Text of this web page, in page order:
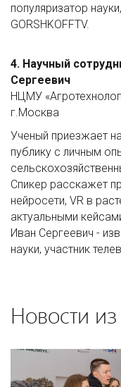
популяризатор
GORSHKOFFTV.
4. Научный
Сергеевич
НЦМУ
г.Москва
Ученый приезжает
публику с личным
Спикер расскажет
нейросети, VR в
актуальными
Иван Сергеевич -
науки, участник
Новости